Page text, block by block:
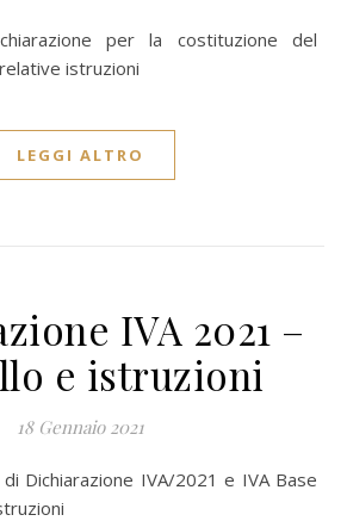
istruzioni
LEGGI ALTRO
IVA 2021 –
e istruzioni
18 Gennaio 2021